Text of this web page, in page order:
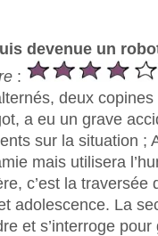
devenue un
:
deux
a eu un grave
sur la situation ;
mais utilisera
c’est la traversée
adolescence. La
et s’interroge